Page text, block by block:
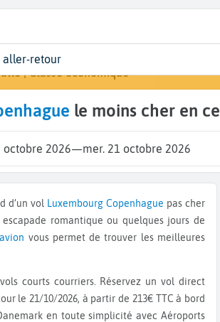
(LUX)
- 21 oct.
| Classe
| Classe économique
aller-retour
le moins cher en
octobre 2026—mer. 21 octobre 2026
d’un vol Luxembourg Copenhague pas cher
romantique ou quelques jours de
vous permet de trouver les meilleures
courts courriers. Réservez un vol direct
le 21/10/2026, à partir de 213€ TTC à bord
en toute simplicité avec Aéroports